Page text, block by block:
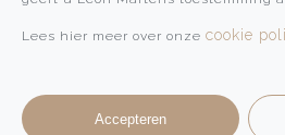
Leon Martens Juwelier
Lees hier meer over onze cookie
Accepteren